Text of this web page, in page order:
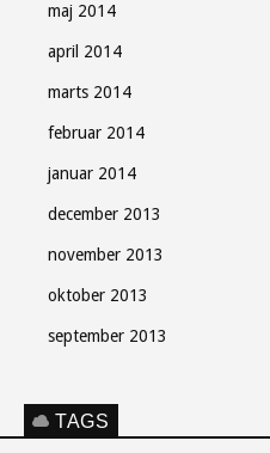
maj 2014
april 2014
marts 2014
februar 2014
januar 2014
december 2013
november 2013
oktober 2013
september 2013
TAGS